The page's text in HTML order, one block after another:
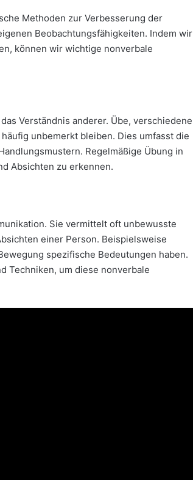
Methoden zur Verbesserung der
Beobachtungsfähigkeiten. Indem wir
können wir wichtige nonverbale
Verständnis anderer. Übe, verschiedene
unbemerkt bleiben. Dies umfasst die
Regelmäßige Übung in
Absichten zu erkennen.
Sie vermittelt oft unbewusste
einer Person. Beispielsweise
spezifische Bedeutungen haben.
Techniken, um diese nonverbale